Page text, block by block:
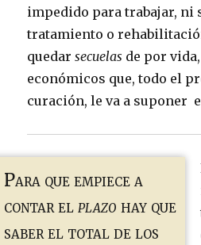
impedido para trabajar, ni
tratamiento o
quedarsecuelas de por
económicos que, todo el
curación, le va a suponer
Para que empiece a
contar elplazo hay que
saber el total de los